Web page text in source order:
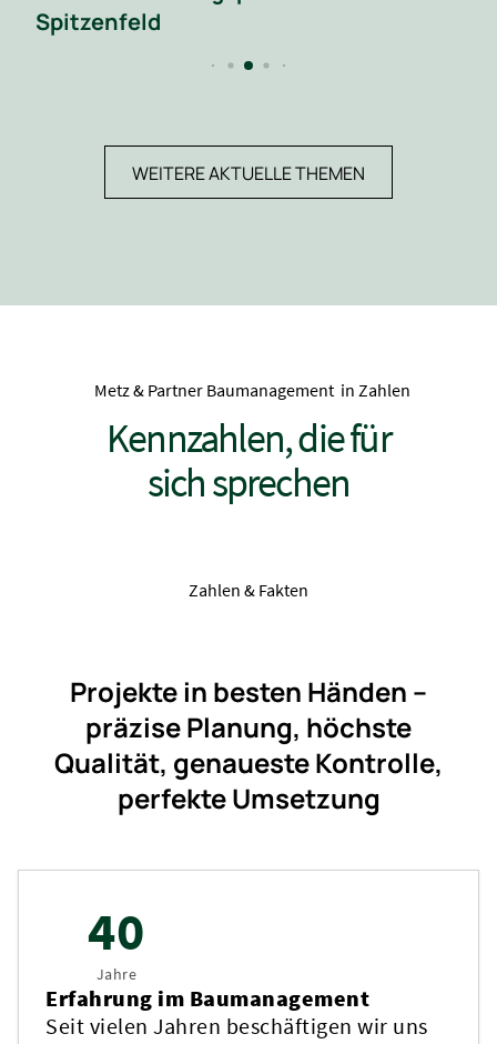
WEITERE AKTUELLE THEMEN
Kennzahlen, die für
sich sprechen
präzise Planung, höchste
Qualität, genaueste Kontrolle,
perfekte Umsetzung
40
Jahre
Erfahrung im Baumanagement
Seit vielen Jahren beschäftigen wir uns
mit geistigen Leistungen im Bauwesen.